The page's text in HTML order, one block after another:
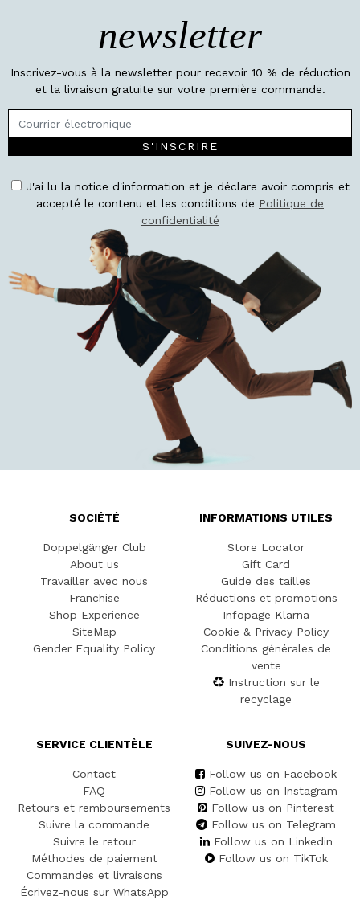
newsletter
Inscrivez-vous à la newsletter pour recevoir 10 % de réduction
et la livraison gratuite sur votre première commande.
S'INSCRIRE
J'ai lu la notice d'information et je déclare avoir compris et
accepté le contenu et les conditions de Politique de
confidentialité
SOCIÉTÉ
Doppelgänger Club
About us
Travailler avec nous
Franchise
Shop Experience
SiteMap
Gender Equality Policy
INFORMATIONS UTILES
Store Locator
Gift Card
Guide des tailles
Réductions et promotions
Infopage Klarna
Cookie & Privacy Policy
Conditions générales de
vente
Instruction sur le
recyclage
SERVICE CLIENTÈLE
Contact
FAQ
Retours et remboursements
Suivre la commande
Suivre le retour
Méthodes de paiement
Commandes et livraisons
Écrivez-nous sur WhatsApp
SUIVEZ-NOUS
Follow us on Facebook
Follow us on Instagram
Follow us on Pinterest
Follow us on Telegram
Follow us on Linkedin
Follow us on TikTok